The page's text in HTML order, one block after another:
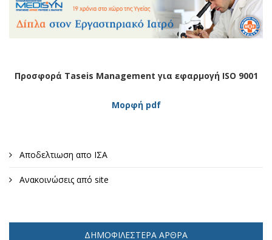
Προσφορά Taseis Management για εφαρμογή ISO 9001
Μορφή pdf
Αποδελτιωση απο ΙΣΑ
Ανακοινώσεις από site
ΔΗΜΟΦΙΛΈΣΤΕΡΑ ΆΡΘΡΑ